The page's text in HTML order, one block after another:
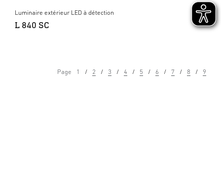
Luminaire extérieur LED à détection
L 840 SC
Page 1 2 3 4 5 6 7 8 9